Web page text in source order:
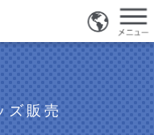
ズ販売